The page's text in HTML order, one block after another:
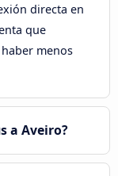
directa en
que
menos
a Aveiro?